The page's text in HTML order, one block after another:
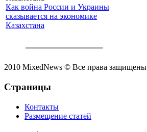
Как война России и Украины
сказывается на экономике
Казахстана
2010 MixedNews © Все права защищены
Страницы
Контакты
Размещение статей